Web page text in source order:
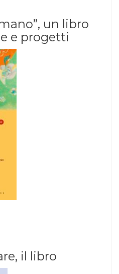
un libro
e progetti
il libro